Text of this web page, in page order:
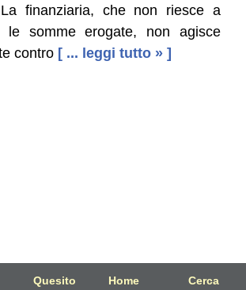
Quesito Home Cerca
finanziaria, che non riesce a
le somme erogate, non agisce
contro [ ... leggi tutto » ]